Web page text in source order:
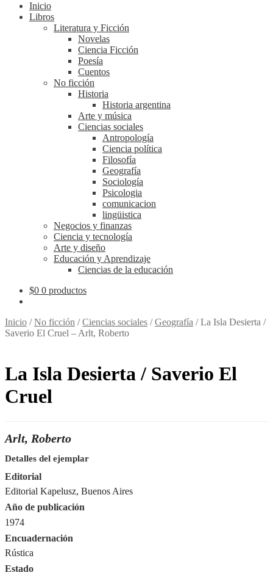
Inicio
Libros
Literatura y Ficción
Novelas
Ciencia Ficción
Poesía
Cuentos
No ficción
Historia
Historia argentina
Arte y música
Ciencias sociales
Antropología
Ciencia política
Filosofía
Geografía
Sociología
Psicologia
comunicacion
lingüistica
Negocios y finanzas
Ciencia y tecnología
Arte y diseño
Educación y Aprendizaje
Ciencias de la educación
$0 0 productos
Inicio /No ficción /Ciencias sociales /Geografía /La Isla Desierta /
Saverio El Cruel – Arlt, Roberto
La Isla Desierta / Saverio El
Cruel
Arlt, Roberto
Detalles del ejemplar
Editorial
Editorial Kapelusz, Buenos Aires
Año de publicación
1974
Encuadernación
Rústica
Estado